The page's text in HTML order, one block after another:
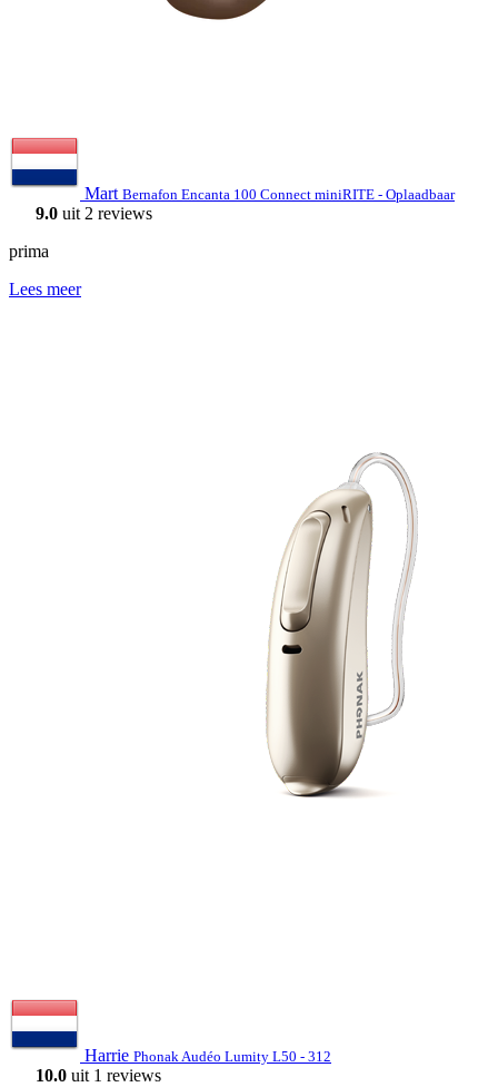
Mart Bernafon Encanta 100 Connect miniRITE - Oplaadbaar
9.0 uit 2 reviews
prima
Lees meer
Harrie Phonak Audéo Lumity L50 - 312
10.0 uit 1 reviews